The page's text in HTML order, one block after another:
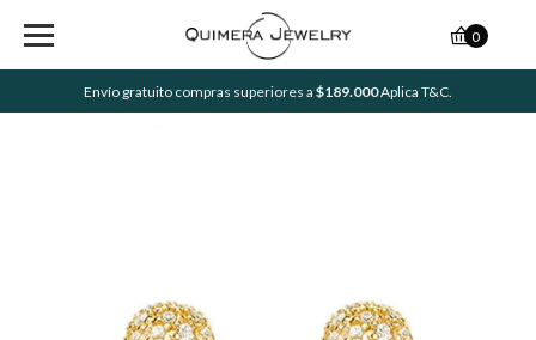
Envío gratuito compras superiores a $189.000Aplica T&C.
0